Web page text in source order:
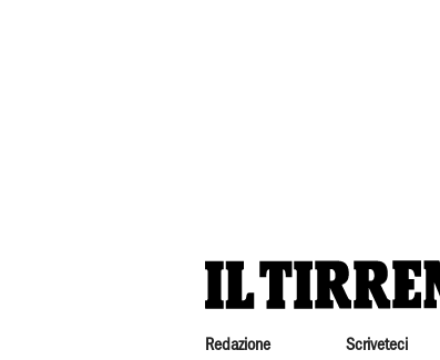
Redazione Scriveteci